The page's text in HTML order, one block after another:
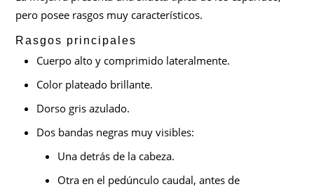
pero posee rasgos muy característicos.
Rasgos principales
Cuerpo alto y comprimido lateralmente.
Color plateado brillante.
Dorso gris azulado.
Dos bandas negras muy visibles:
Una detrás de la cabeza.
Otra en el pedúnculo caudal, antes de